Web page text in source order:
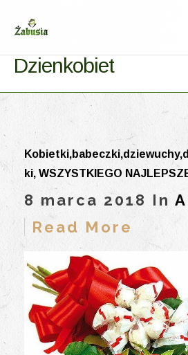
Dzienkobiet
ki, WSZYSTKIEGO
8 marca 2018 In
Read More